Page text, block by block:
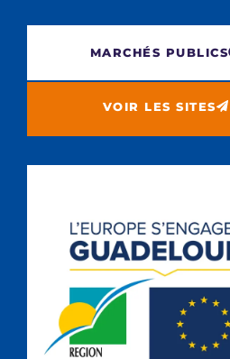
MARCHÉS PUBLICS
VOIR LES SITES